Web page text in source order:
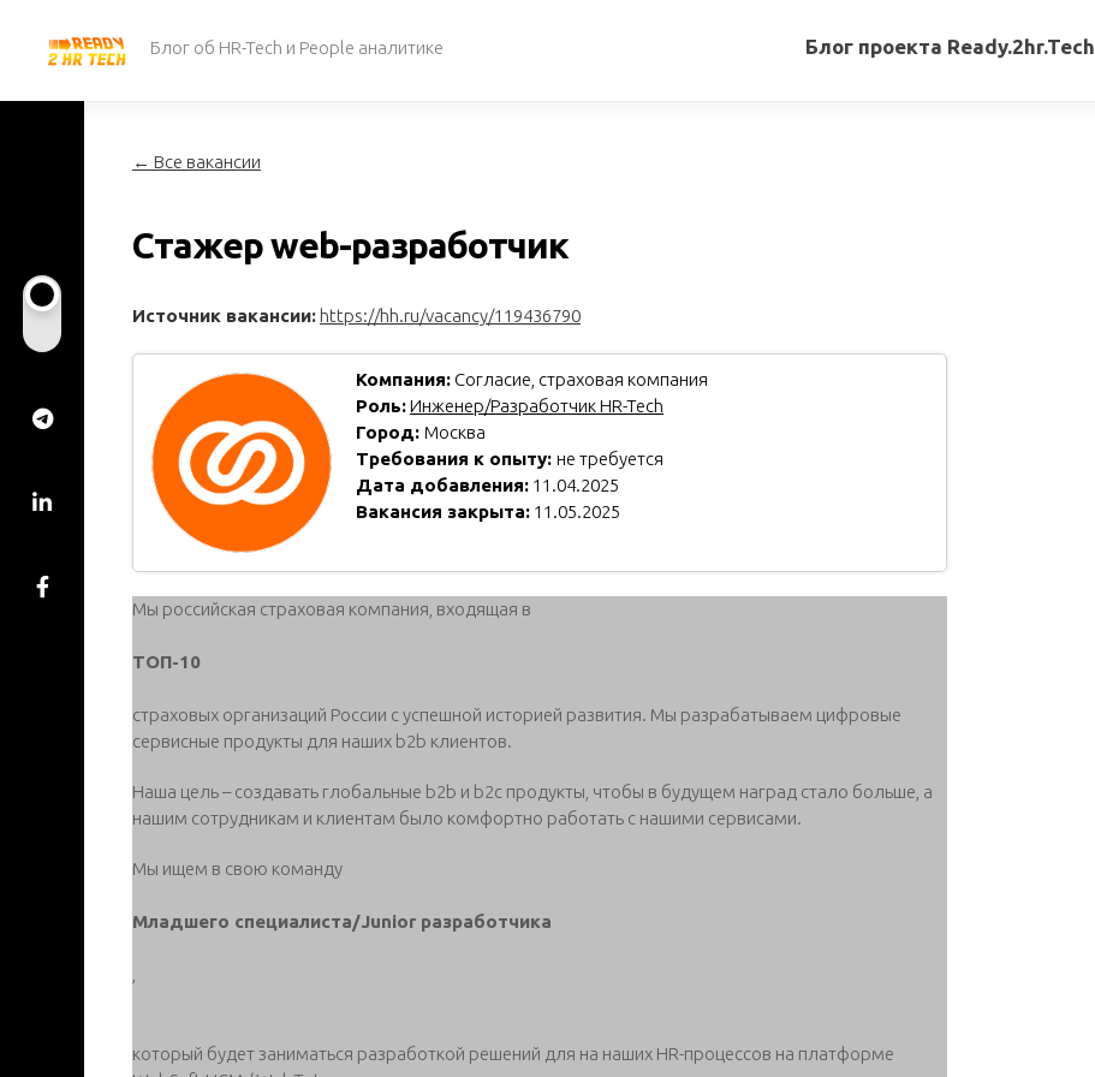
содержанию
Блог об HR-Tech и People аналитике Блог проекта Ready.2hr.Tech
← Все вакансии
Стажер web-разработчик
Источник вакансии: https://hh.ru/vacancy/119436790
Компания: Согласие, страховая компания
Роль:Инженер/Разработчик HR-Tech
Город: Москва
Требования к опыту: не требуется
Дата добавления: 11.04.2025
Вакансия закрыта: 11.05.2025
Мы российская страховая компания, входящая в
ТОП-10
страховых организаций России с успешной историей развития. Мы разрабатываем цифровые
сервисные продукты для наших b2b клиентов.
Наша цель – создавать глобальные b2b и b2c продукты, чтобы в будущем наград стало больше, а
нашим сотрудникам и клиентам было комфортно работать с нашими сервисами.
Мы ищем в свою команду
Младшего специалиста/Junior разработчика
который будет заниматься разработкой решений для на наших HR-процессов на платформе